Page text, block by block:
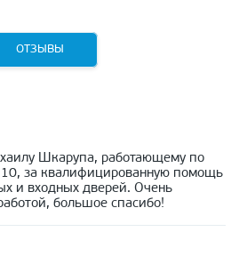
ОТЗЫВЫ
Шкарупа, работающему по
10, за квалифицированную помощь
и входных дверей. Очень
большое спасибо!